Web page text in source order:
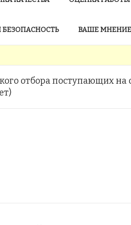
ВАШЕ
отбора поступающих